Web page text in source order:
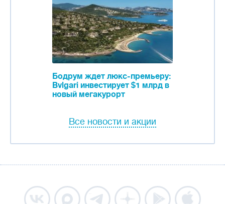
Бодрум ждет люкс-премьеру:
Bvlgari инвестирует $1 млрд в
новый мегакурорт
Все новости и акции